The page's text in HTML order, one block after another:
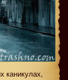
каникулах,